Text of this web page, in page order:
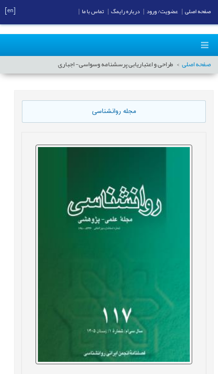
صفحه اصلی طراحی و اعتباریابی پرسشنامه وسواسی- اجباری
مجله روانشناسی
صفحه اصلی عضویت/ ورود درباره رایمگ تماس با ما